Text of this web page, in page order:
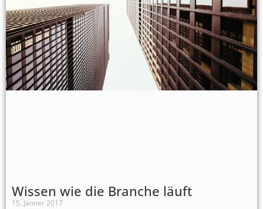
Wissen wie die Branche läuft
15. Jänner 2017